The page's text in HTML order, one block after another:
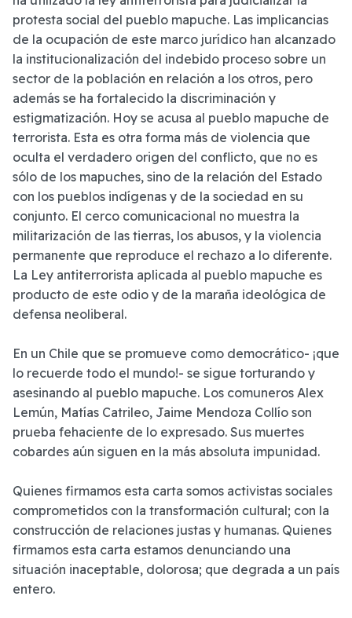
protesta social del pueblo mapuche. Las implicancias
de la ocupación de este marco jurídico han alcanzado
la institucionalización del indebido proceso sobre un
sector de la población en relación a los otros, pero
además se ha fortalecido la discriminación y
estigmatización. Hoy se acusa al pueblo mapuche de
terrorista. Esta es otra forma más de violencia que
oculta el verdadero origen del conflicto, que no es
sólo de los mapuches, sino de la relación del Estado
con los pueblos indígenas y de la sociedad en su
conjunto. El cerco comunicacional no muestra la
militarización de las tierras, los abusos, y la violencia
permanente que reproduce el rechazo a lo diferente.
La Ley antiterrorista aplicada al pueblo mapuche es
producto de este odio y de la maraña ideológica de
defensa neoliberal.
En un Chile que se promueve como democrático- ¡que
lo recuerde todo el mundo!- se sigue torturando y
asesinando al pueblo mapuche. Los comuneros Alex
Lemún, Matías Catrileo, Jaime Mendoza Collío son
prueba fehaciente de lo expresado. Sus muertes
cobardes aún siguen en la más absoluta impunidad.
Quienes firmamos esta carta somos activistas sociales
comprometidos con la transformación cultural; con la
construcción de relaciones justas y humanas. Quienes
firmamos esta carta estamos denunciando una
situación inaceptable, dolorosa; que degrada a un país
entero.